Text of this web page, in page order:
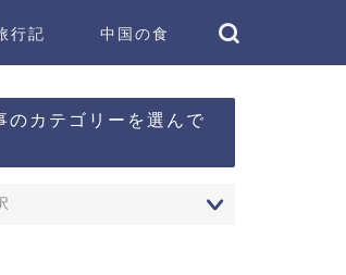
行記 中国の食
のカテゴリーを選んで